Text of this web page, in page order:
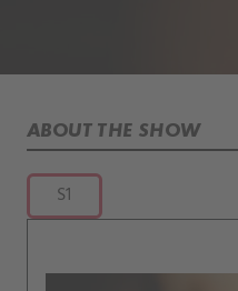
ABOUT THE SHOW
S1